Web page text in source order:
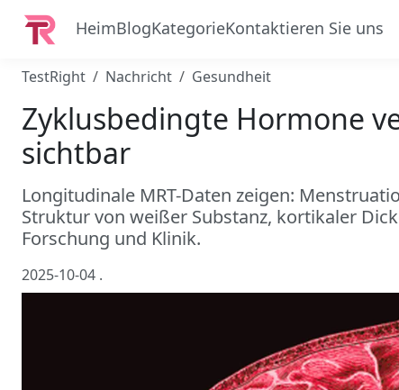
HeimBlogKategorieKontaktieren Sie uns
TestRight Nachricht Gesundheit
Zyklusbedingte Hormone
sichtbar
Longitudinale MRT-Daten zeigen:
Struktur von weißer Substanz, kortikaler
Forschung und Klinik.
2025-10-04 .